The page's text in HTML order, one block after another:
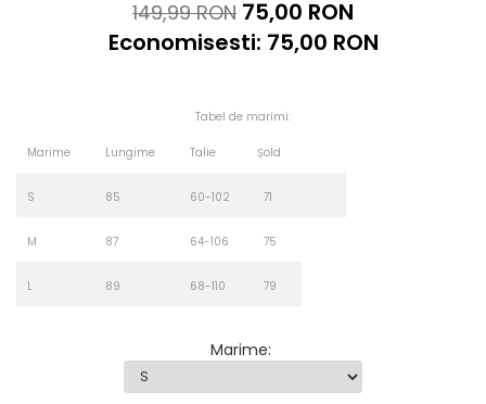
149,99 RON 75,00 RON
Economisesti: 75,00 RON
Tabel de marimi:
Marime Lungime Talie Șold
S 85 60-102 71
M 87 64-106 75
L 89 68-110 79
Marime: